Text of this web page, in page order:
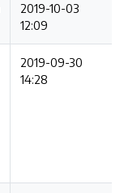
2019-10-03
12:09
2019-09-30
14:28